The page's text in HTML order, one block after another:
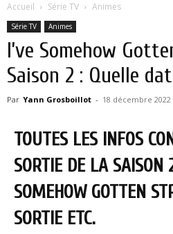
Accueil Série TV Animes
Série TV Animes
I’ve Somehow
Saison 2 : Quelle
Par Yann Grosboillot - 18 décembre 2022
TOUTES LES INFOS
SORTIE DE LA SAISON
SOMEHOW GOTTEN
SORTIE ETC.